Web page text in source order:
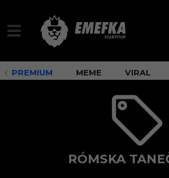
PREMIUM MEME VIRAL
RÓMSKA